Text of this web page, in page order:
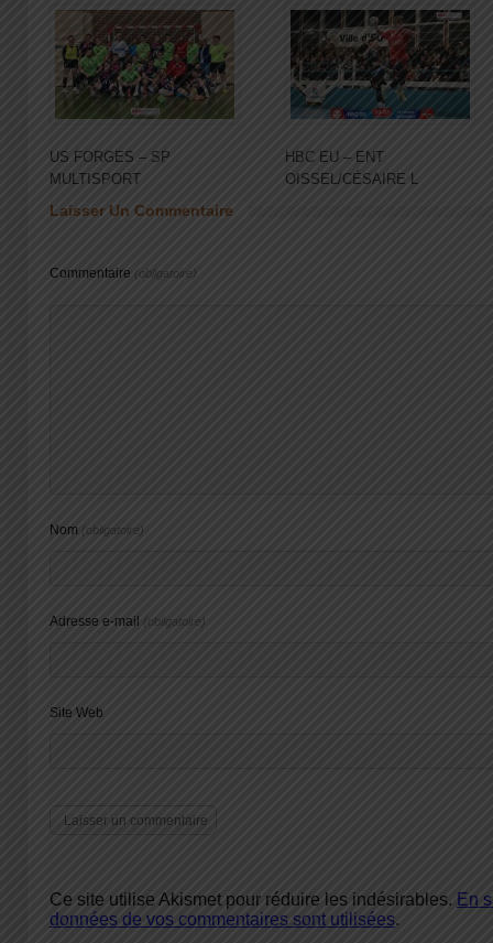
US FORGES – SP
MULTISPORT
HBC EU – ENT
OISSEL/CÉSAIRE L
Laisser Un Commentaire
Commentaire (obligatoire)
Nom (obligatoire)
Adresse e-mail (obligatoire)
Site Web
Ce site utilise Akismet pour réduire les indésirables. En
données de vos commentaires sont utilisées.